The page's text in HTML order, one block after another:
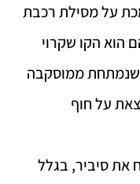
על מסילת רכבת
הוא הקו שקרוי
ממוסקבה
על חוף
את סיביר, בגלל